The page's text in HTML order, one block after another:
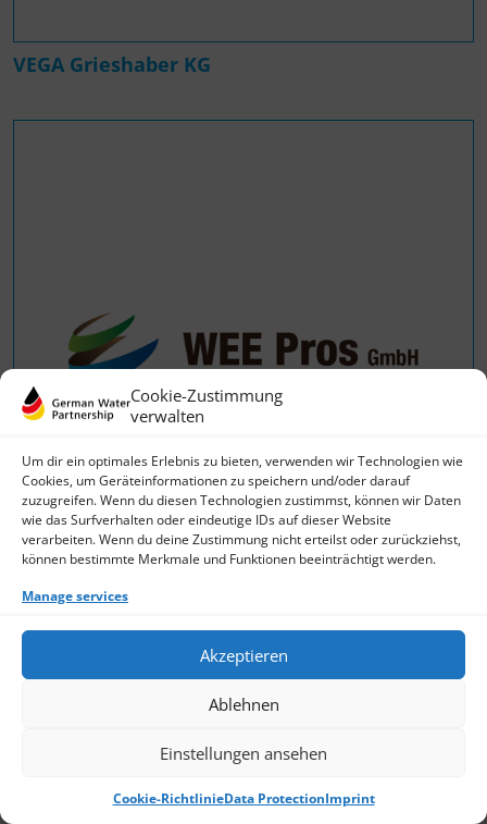
Cookie-Zustimmung
verwalten
Um dir ein optimales Erlebnis zu bieten, verwenden wir Technologien wie
Cookies, um Geräteinformationen zu speichern und/oder darauf
zuzugreifen. Wenn du diesen Technologien zustimmst, können wir Daten
wie das Surfverhalten oder eindeutige IDs auf dieser Website
verarbeiten. Wenn du deine Zustimmung nicht erteilst oder zurückziehst,
können bestimmte Merkmale und Funktionen beeinträchtigt werden.
Manage services
Akzeptieren
Ablehnen
Einstellungen ansehen
Cookie-RichtlinieData ProtectionImprint
VEGA Grieshaber KG